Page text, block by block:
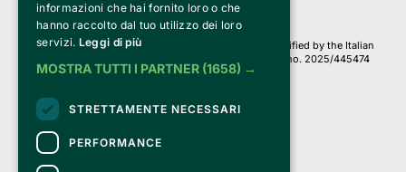
Credits:
Clappit is based on the Belive 6.2 ticketing platform, certified by the Italian
Revenue Agency (Agenzia delle Entrate) under protocol no. 2025/445474
dated November 6, 2025.
they are secure and protected by an SSL certificate
with 128-bit encryption.
informazioni che hai fornito loro o che
hanno raccolto dal tuo utilizzo dei loro
servizi. Leggi di più
MOSTRA TUTTI I PARTNER (1658) →
STRETTAMENTE NECESSARI
PERFORMANCE